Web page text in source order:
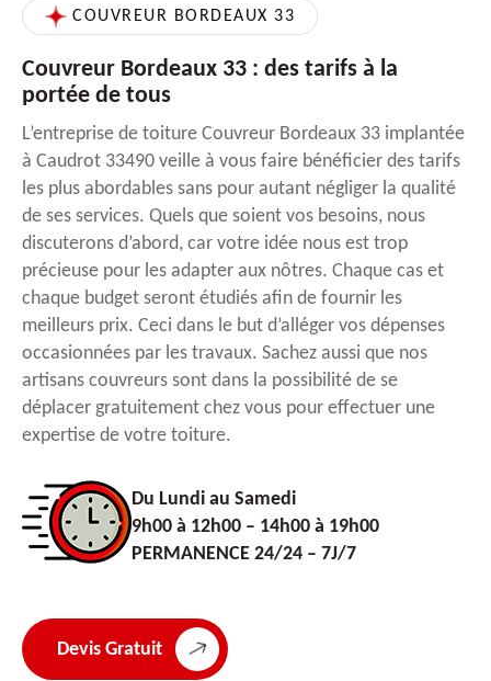
COUVREUR BORDEAUX 33
Couvreur Bordeaux 33 : des tarifs à la
portée de tous
L’entreprise de toiture Couvreur Bordeaux 33 implantée
à Caudrot 33490 veille à vous faire bénéficier des tarifs
les plus abordables sans pour autant négliger la qualité
de ses services. Quels que soient vos besoins, nous
discuterons d’abord, car votre idée nous est trop
précieuse pour les adapter aux nôtres. Chaque cas et
chaque budget seront étudiés afin de fournir les
meilleurs prix. Ceci dans le but d’alléger vos dépenses
occasionnées par les travaux. Sachez aussi que nos
artisans couvreurs sont dans la possibilité de se
déplacer gratuitement chez vous pour effectuer une
expertise de votre toiture.
Du Lundi au Samedi
9h00 à 12h00 – 14h00 à 19h00
PERMANENCE 24/24 – 7J/7
Devis Gratuit